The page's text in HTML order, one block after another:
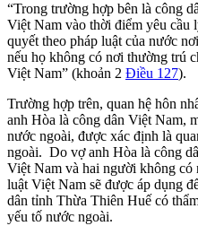
“Trong trường hợp bên là công
Việt Nam vào thời điểm yêu
quyết theo pháp luật của nước
nếu họ không có nơi thường trú
Việt Nam” (khoản 2 Điều 127).
Trường hợp trên, quan hệ hôn
anh Hòa là công dân Việt Nam,
nước ngoài, được xác định là
ngoài. Do vợ anh Hòa là công
Việt Nam và hai người không có
luật Việt Nam sẽ được áp dụng
dân tỉnh Thừa Thiên Huế có
yếu tố nước ngoài.